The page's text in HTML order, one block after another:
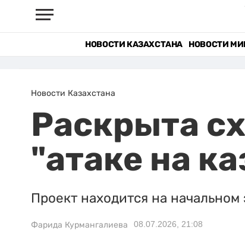
НОВОСТИ КАЗАХСТАНА НОВОСТИ
Новости Казахстана
Раскрыта
"атаке на
Проект находится на начальном
Фарида Курмангалиева 08.07.2026, 21:08